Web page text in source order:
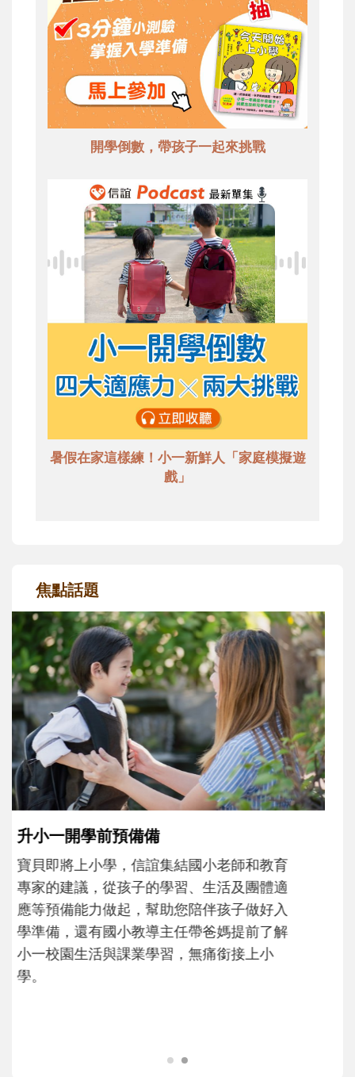
開學倒數，帶孩子一起來挑戰
暑假在家這樣練！小一新鮮人「家庭模擬遊
戲」
焦點話題
和孩子一起長大的那個男人│讀懂父親的
不同模樣
沒有人天生就擅長當爸爸！男人總是在一次
次「前所未有」的體驗中，跟著孩子一起長
大。從給予安全感的肢體遊戲，到獨立自
主、角色認同及解決問題的能力養成。爸爸